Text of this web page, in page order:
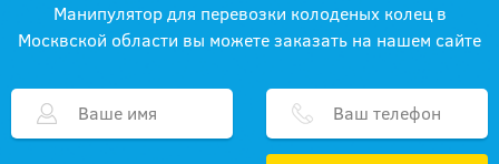
Манипулятор для перевозки колоденых колец в
Москвской области вы можете заказать на нашем сайте